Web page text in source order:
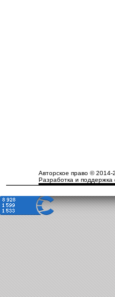
Авторское право ©
Разработка и